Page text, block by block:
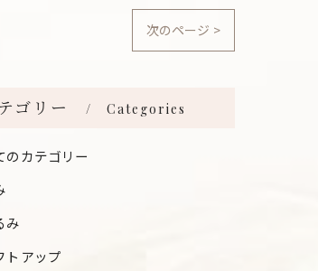
次のページ >
ゴリー Categories
のカテゴリー
み
トアップ